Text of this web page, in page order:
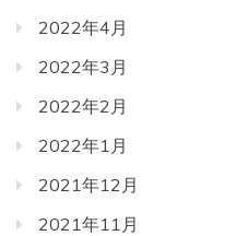
2022年4月
2022年3月
2022年2月
2022年1月
2021年12月
2021年11月